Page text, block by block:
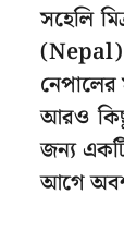
সহেলি
(Nepal)
নেপালের
আরও
জন্য
আগে